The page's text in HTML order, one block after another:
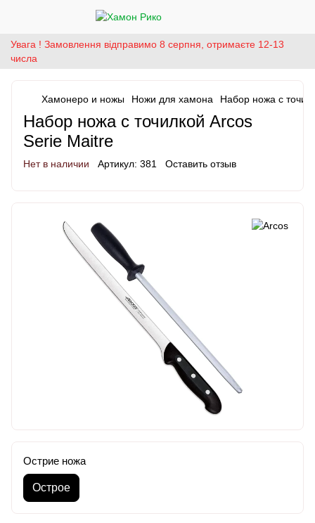
Увага ! Замовлення відправимо 8 серпня, отримаєте 12-13
числа
Хамонеро и ножы Ножи для хамона Набор ножа с
Набор ножа с точилкой Arcos
Serie Maitre
Нет в наличии Артикул: 381 Оставить отзыв
Острие ножа
Острое